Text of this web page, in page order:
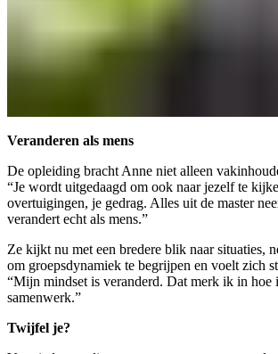
Veranderen als mens
De opleiding bracht Anne niet alleen
“Je wordt uitgedaagd om ook naar jezelf te
overtuigingen, je gedrag. Alles uit de master
verandert echt als mens.”
Ze kijkt nu met een bredere blik naar situaties,
om groepsdynamiek te begrijpen en voelt zich
“Mijn mindset is veranderd. Dat merk ik in hoe
samenwerk.”
Twijfel je?